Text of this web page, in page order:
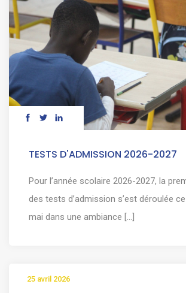
TESTS D'ADMISSION 2026-2027
Pour l’année scolaire 2026-2027, la
des tests d’admission s’est déroulée
mai dans une ambiance [...]
25 avril 2026